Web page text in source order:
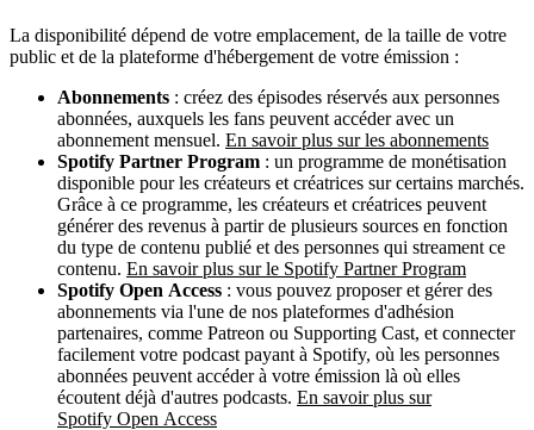
La disponibilité dépend de votre emplacement, de la taille de votre
public et de la plateforme d'hébergement de votre émission :
Abonnements : créez des épisodes réservés aux personnes
abonnées, auxquels les fans peuvent accéder avec un
abonnement mensuel. En savoir plus sur les abonnements
Spotify Partner Program : un programme de monétisation
disponible pour les créateurs et créatrices sur certains marchés.
Grâce à ce programme, les créateurs et créatrices peuvent
générer des revenus à partir de plusieurs sources en fonction
du type de contenu publié et des personnes qui streament ce
contenu. En savoir plus sur le Spotify Partner Program
Spotify Open Access : vous pouvez proposer et gérer des
abonnements via l'une de nos plateformes d'adhésion
partenaires, comme Patreon ou Supporting Cast, et connecter
facilement votre podcast payant à Spotify, où les personnes
abonnées peuvent accéder à votre émission là où elles
écoutent déjà d'autres podcasts. En savoir plus sur
Spotify Open Access